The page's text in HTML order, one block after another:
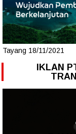
Tayang 18/11/2021
IKLAN